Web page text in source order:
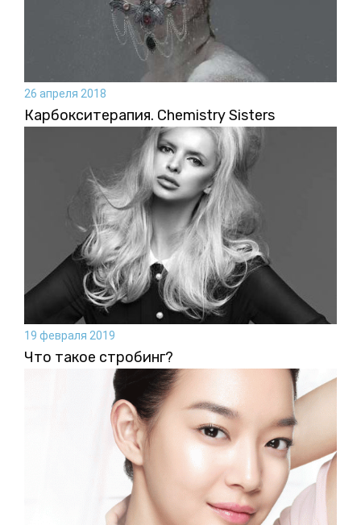
26 апреля 2018
Карбокситерапия. Chemistry Sisters
19 февраля 2019
Что такое стробинг?